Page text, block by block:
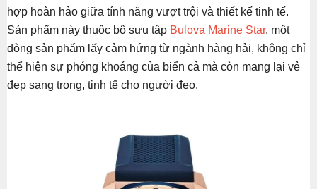
hợp hoàn hảo giữa tính năng vượt trội và thiết kế tinh tế.
Sản phẩm này thuộc bộ sưu tập Bulova Marine Star, một
dòng sản phẩm lấy cảm hứng từ ngành hàng hải, không chỉ
thể hiện sự phóng khoáng của biển cả mà còn mang lại vẻ
đẹp sang trọng, tinh tế cho người đeo.